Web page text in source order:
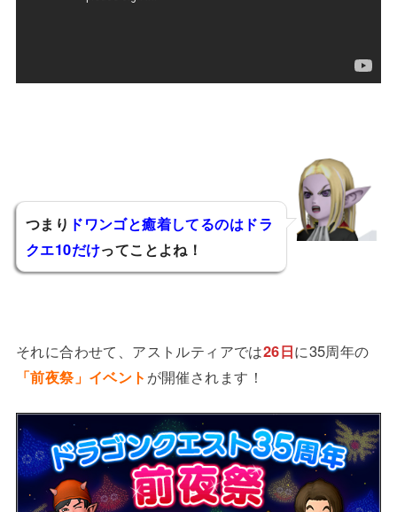
つまり ドワンゴと癒着してるのはドラ
クエ10だけってことよね！
それに合わせて、アストルティアでは26日に35周年の
「前夜祭」イベント が開催されます！